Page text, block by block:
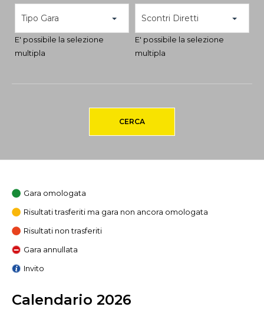
Tipo Gara
E' possibile la selezione
multipla
Scontri Diretti
E' possibile la selezione
multipla
CERCA
Gara omologata
Risultati trasferiti ma gara non ancora omologata
Risultati non trasferiti
Gara annullata
Invito
Calendario 2026